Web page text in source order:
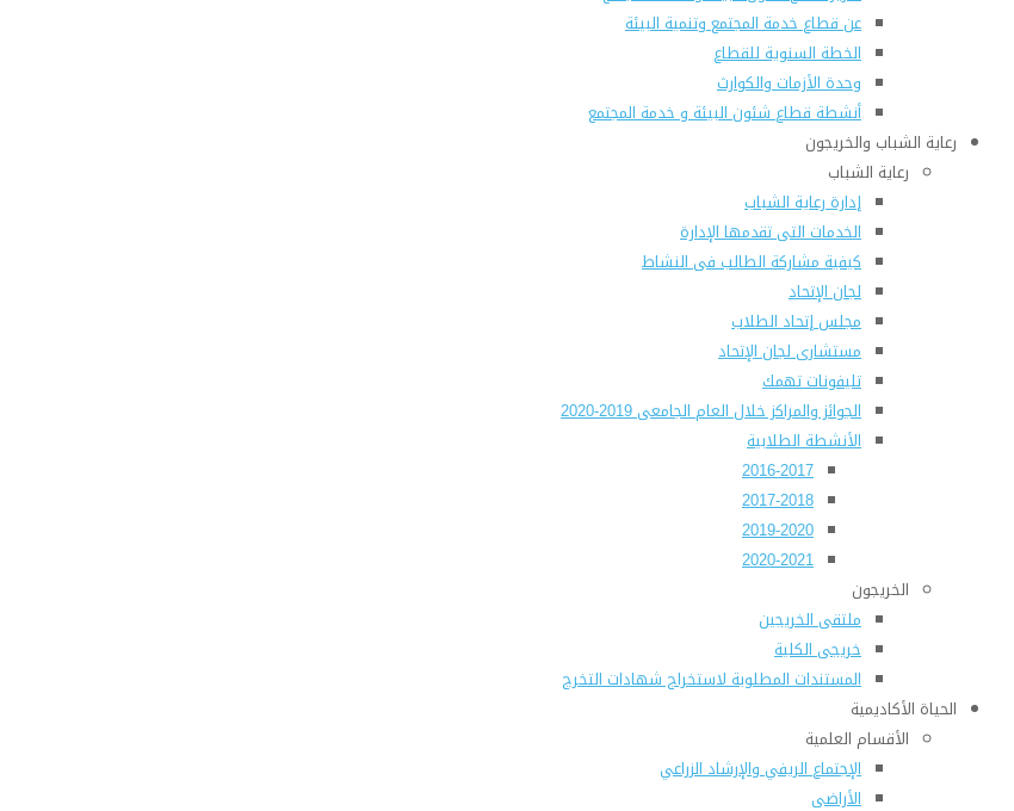
عن قطاع خدمة المجتمع وتنمية البيئة
الخطة السنوية للقطاع
وحدة الأزمات والكوارث
أنشطة قطاع شئون البيئة و خدمة المجتمع
رعاية الشباب والخريجون
رعاية الشباب
إدارة رعاية الشباب
الخدمات التى تقدمها الإدارة
كيفية مشاركة الطالب فى النشاط
لجان الإتحاد
مجلس إتحاد الطلاب
مستشارى لجان الإتحاد
تليفونات تهمك
الجوائز والمراكز خلال العام الجامعى 2019-2020
الأنشطة الطلابية
2016-2017
2017-2018
2019-2020
2020-2021
الخريجون
ملتقى الخريجين
خريجى الكلية
المستندات المطلوبة لاستخراج شهادات التخرج
الحياة الأكاديمية
الأقسام العلمية
الإجتماع الريفي والإرشاد الزراعي
الأراضى